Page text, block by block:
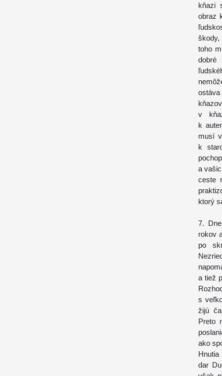
kňazi
obraz
toho
dobré
v
k
musí
k
a
ceste
ktorý
7.
rokov
po
a tiež
s
žijú
Preto
ako
dar